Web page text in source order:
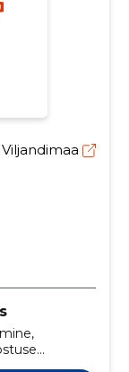
Viljandimaa